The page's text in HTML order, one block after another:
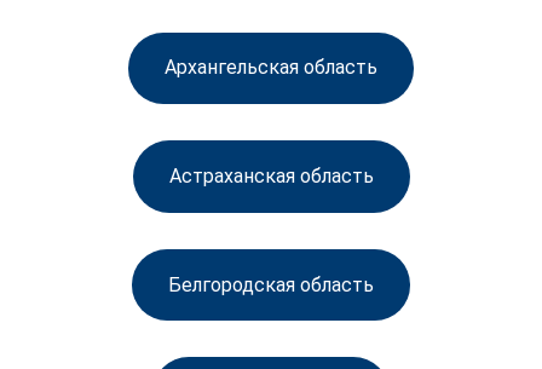
Архангельская область
Астраханская область
Белгородская область